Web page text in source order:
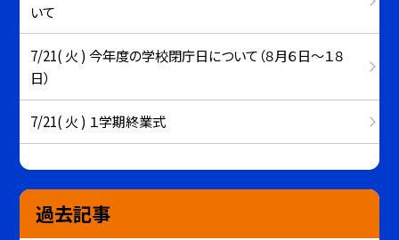
いて
7/21( 火 ) 今年度の学校閉庁日について（８月６日～１８
日）
7/21( 火 ) １学期終業式
過去記事